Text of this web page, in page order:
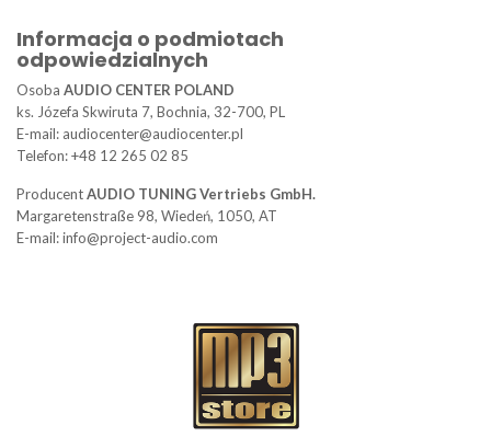
Informacja o podmiotach
odpowiedzialnych
Osoba AUDIO CENTER POLAND
ks. Józefa Skwiruta 7, Bochnia, 32-700, PL
E-mail: audiocenter@audiocenter.pl
Telefon: +48 12 265 02 85
ProducentAUDIO TUNING Vertriebs GmbH.
Margaretenstraße 98, Wiedeń, 1050, AT
E-mail: info@project-audio.com